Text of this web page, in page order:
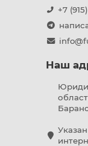
+7
Наш